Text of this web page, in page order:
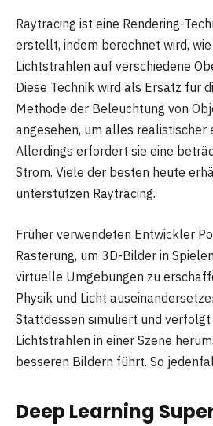
Raytracing ist eine Rendering-
erstellt, indem berechnet wird,
Lichtstrahlen auf verschiedene
Diese Technik wird als Ersatz für
Methode der Beleuchtung von
angesehen, um alles realistischer
Allerdings erfordert sie eine
Strom. Viele der besten heute
unterstützen Raytracing.
Früher verwendeten Entwickler
Rasterung, um 3D-Bilder in
virtuelle Umgebungen zu
Physik und Licht
Stattdessen simuliert und verfolgt
Lichtstrahlen in einer Szene
besseren Bildern führt. So
Deep Learning